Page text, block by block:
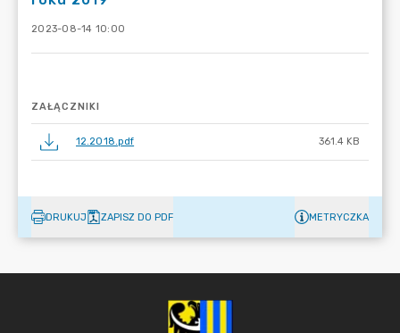
2023-08-14 10:00
ZAŁĄCZNIKI
12.2018.pdf 361.4 KB
DRUKUJ ZAPISZ DO PDF METRYCZKA